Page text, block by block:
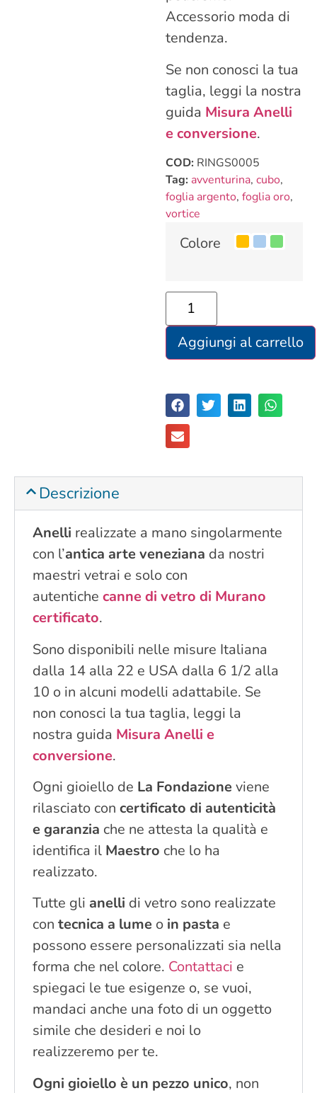
Accessorio moda di
tendenza.
Se non conosci la tua
taglia, leggi la nostra
guida Misura Anelli
e conversione.
COD: RINGS0005
Tag: avventurina, cubo,
foglia argento, foglia oro,
vortice
Colore
Aggiungi al carrello
Descrizione
Anelli realizzate a mano singolarmente
con l’antica arte veneziana da nostri
maestri vetrai e solo con
autentiche canne di vetro di Murano
certificato.
Sono disponibili nelle misure Italiana
dalla 14 alla 22 e USA dalla 6 1/2 alla
10 o in alcuni modelli adattabile. Se
non conosci la tua taglia, leggi la
nostra guida Misura Anelli e
conversione.
Ogni gioiello de La Fondazione viene
rilasciato con certificato di autenticità
e garanzia che ne attesta la qualità e
identifica il Maestro che lo ha
realizzato.
Tutte gli anelli di vetro sono realizzate
con tecnica a lume o in pasta e
possono essere personalizzati sia nella
forma che nel colore. Contattaci e
spiegaci le tue esigenze o, se vuoi,
mandaci anche una foto di un oggetto
simile che desideri e noi lo
realizzeremo per te.
Ogni gioiello è un pezzo unico, non